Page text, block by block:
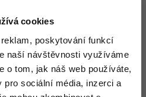
cookies
poskytování funkcí
naší návštěvnosti využíváme
o tom, jak náš web používáte,
sociální média, inzerci a
ds.Tables[0];
odkud jí chci volat nevidím. - vidím jen
třídy Form, přitom vytvořit objekt
ho taky.